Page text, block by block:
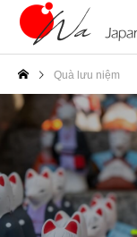
Quà lưu niệm